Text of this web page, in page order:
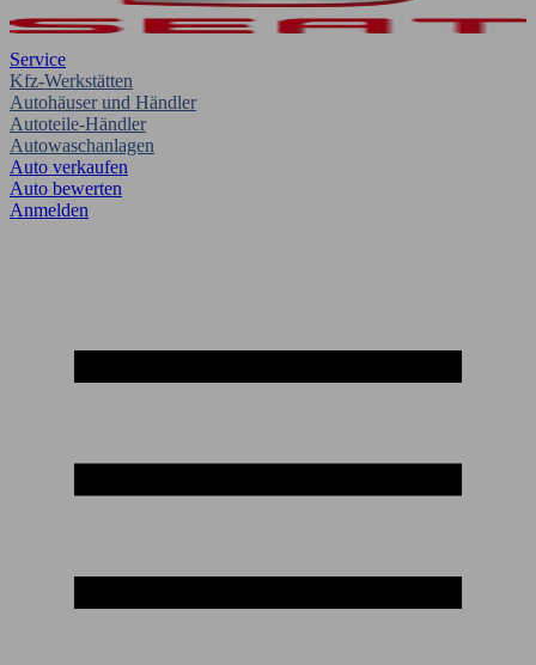
Service
Kfz-Werkstätten
Autohäuser und Händler
Autoteile-Händler
Autowaschanlagen
Auto verkaufen
Auto bewerten
Anmelden